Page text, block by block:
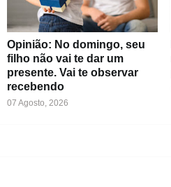
Opinião: No domingo, seu
filho não vai te dar um
presente. Vai te observar
recebendo
07 Agosto, 2026